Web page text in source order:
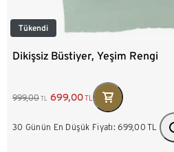
Tükendi
Dikişsiz Büstiyer, Yeşim Rengi
999,00 TL 699,00TL
30 Günün En Düşük Fiyatı: 699,00 TL